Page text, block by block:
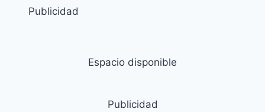
Publicidad
Espacio disponible
Publicidad